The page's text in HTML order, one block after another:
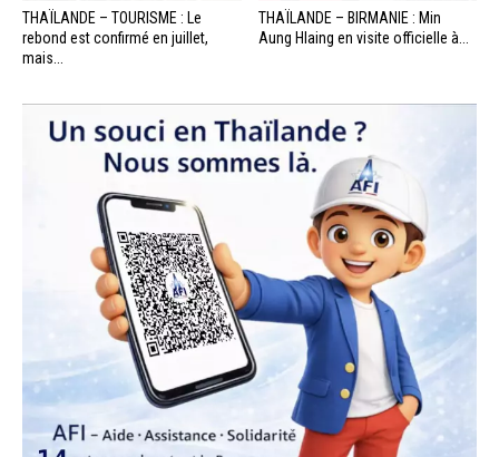
THAÏLANDE – TOURISME : Le
rebond est confirmé en juillet,
mais...
THAÏLANDE – BIRMANIE : Min
Aung Hlaing en visite officielle à...